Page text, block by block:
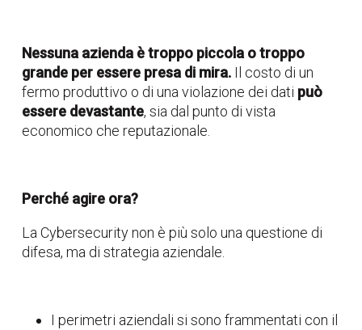
Nessuna azienda è troppo piccola o troppo
grande per essere presa di mira. Il costo di un
fermo produttivo o di una violazione dei dati può
essere devastante, sia dal punto di vista
economico che reputazionale.
Perché agire ora?
La Cybersecurity non è più solo una questione di
difesa, ma di strategia aziendale.
I perimetri aziendali si sono frammentati con il